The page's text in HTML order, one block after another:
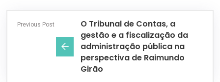
Previous Post
O Tribunal de Contas, a
gestão e a fiscalização da
administração pública na
perspectiva de Raimundo
Girão